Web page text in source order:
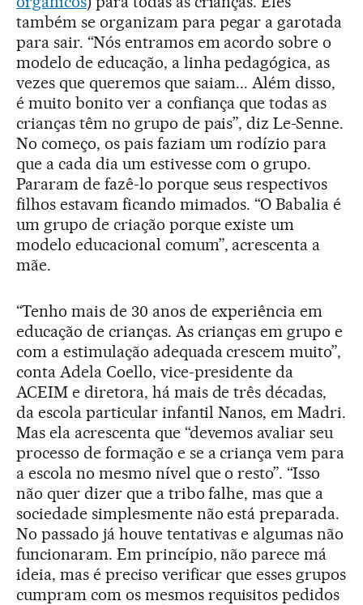
também se organizam para pegar a garotada
para sair. “Nós entramos em acordo sobre o
modelo de educação, a linha pedagógica, as
vezes que queremos que saiam... Além disso,
é muito bonito ver a confiança que todas as
crianças têm no grupo de pais”, diz Le-Senne.
No começo, os pais faziam um rodízio para
que a cada dia um estivesse com o grupo.
Pararam de fazê-lo porque seus respectivos
filhos estavam ficando mimados. “O Babalia é
um grupo de criação porque existe um
modelo educacional comum”, acrescenta a
mãe.
“Tenho mais de 30 anos de experiência em
educação de crianças. As crianças em grupo e
com a estimulação adequada crescem muito”,
conta Adela Coello, vice-presidente da
ACEIM e diretora, há mais de três décadas,
da escola particular infantil Nanos, em Madri.
Mas ela acrescenta que “devemos avaliar seu
processo de formação e se a criança vem para
a escola no mesmo nível que o resto”. “Isso
não quer dizer que a tribo falhe, mas que a
sociedade simplesmente não está preparada.
No passado já houve tentativas e algumas não
funcionaram. Em princípio, não parece má
ideia, mas é preciso verificar que esses grupos
cumpram com os mesmos requisitos pedidos